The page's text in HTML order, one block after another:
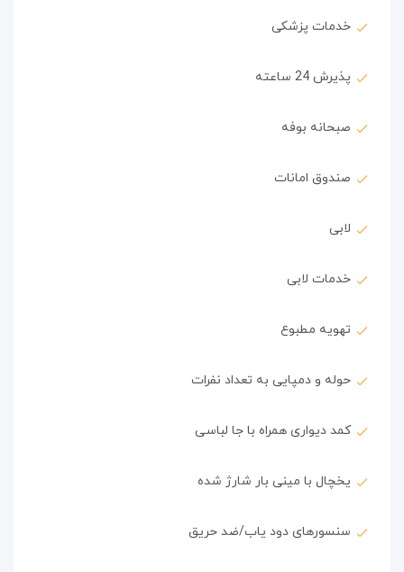
خدمات پزشکی
پذیرش 24 ساعته
صبحانه بوفه
صندوق امانات
لابی
خدمات لابی
تهویه مطبوع
حوله و دمپایی به تعداد نفرات
کمد دیواری همراه با جا لباسی
یخچال با مینی بار شارژ شده
سنسورهای دود یاب/ضد حریق